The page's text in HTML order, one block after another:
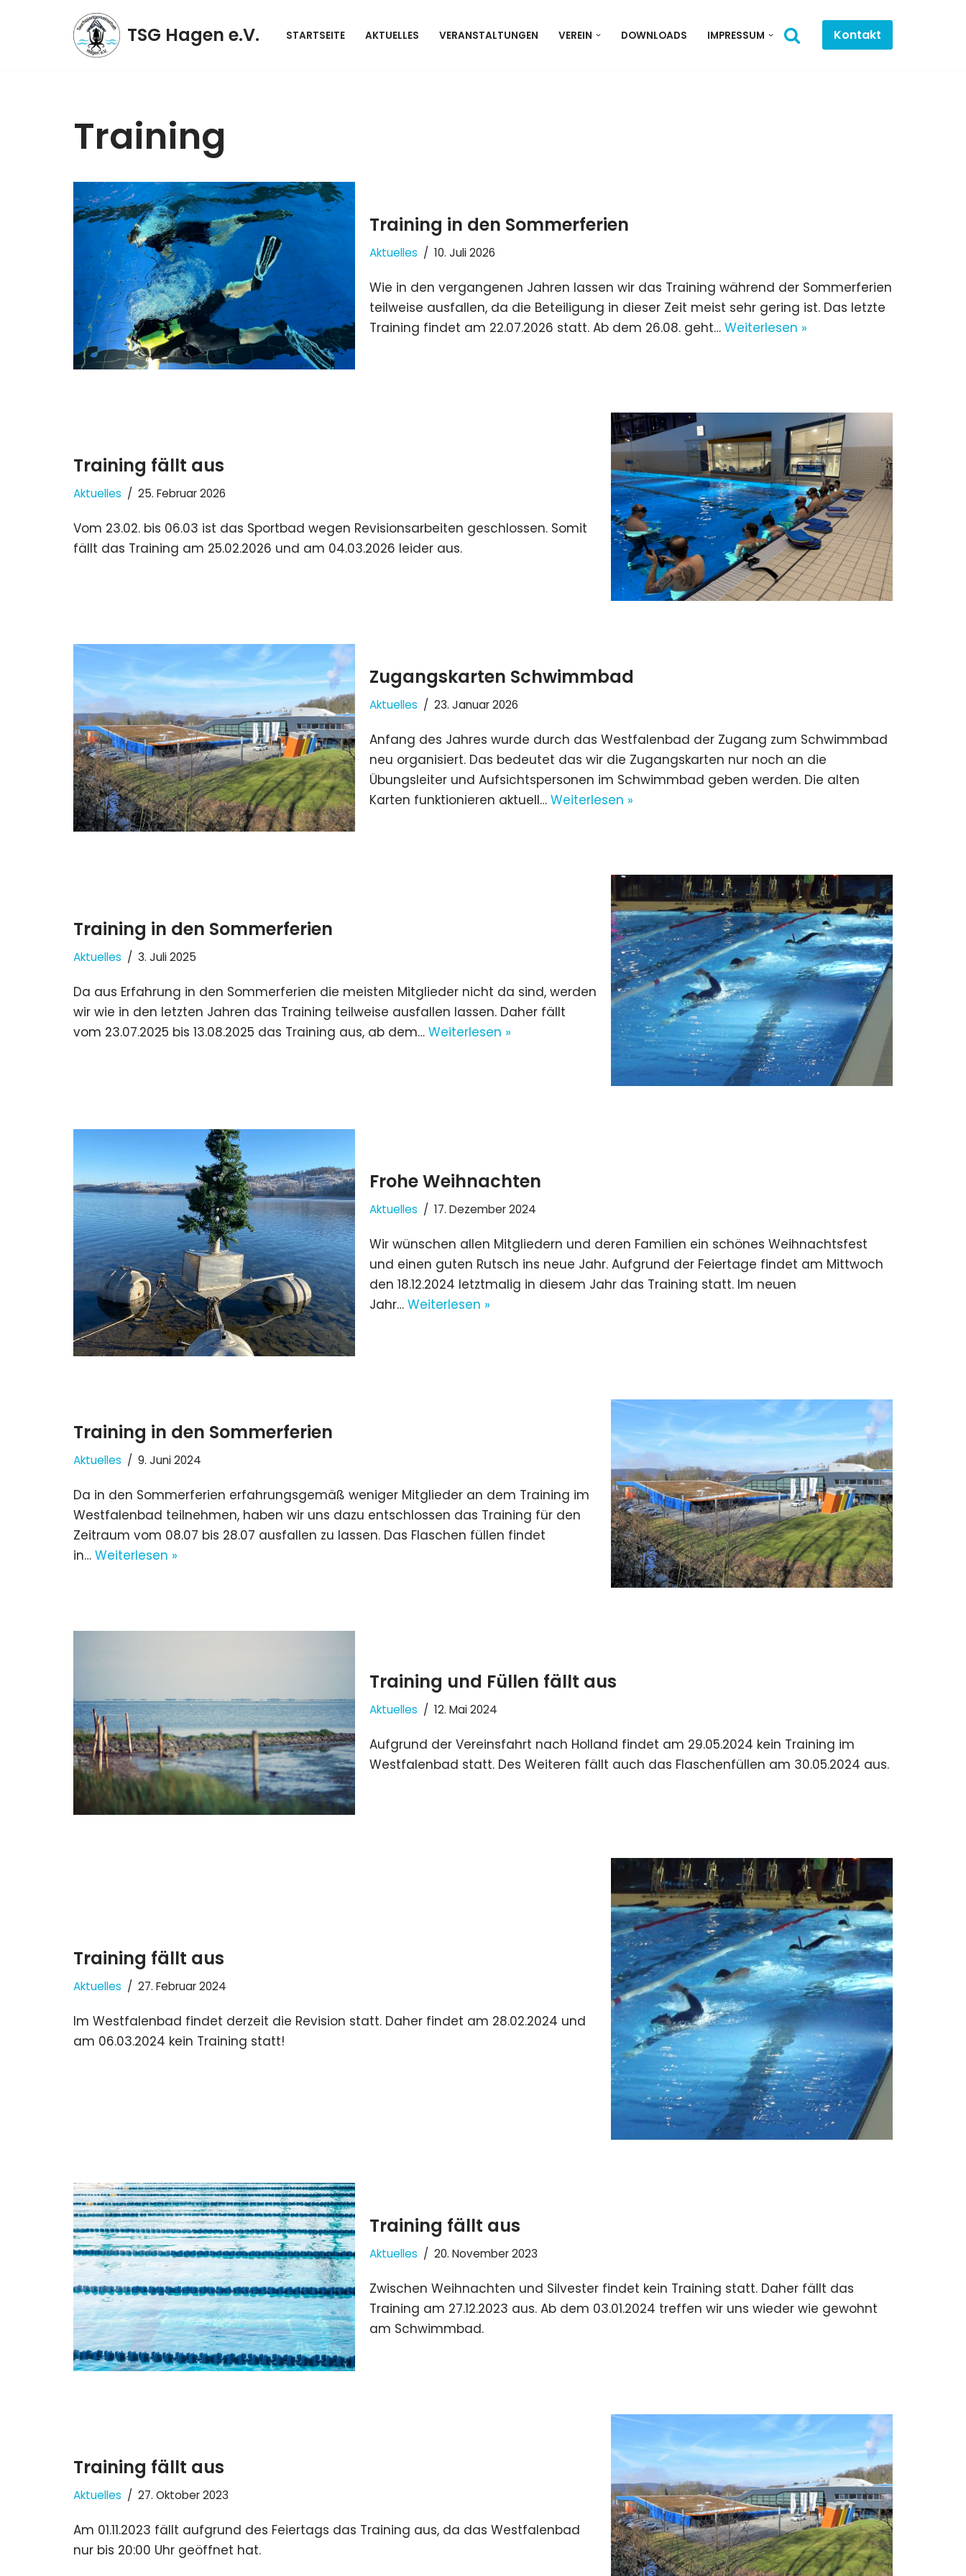
TSG Hagen e.V. STARTSEITE AKTUELLES VERANSTALTUNGEN VEREIN DOWNLOADS IMPRESSUM Kontakt
Training
Training in den Sommerferien
Aktuelles 10. Juli 2026
Wie in den vergangenen Jahren lassen wir das Training während der Sommerferien
teilweise ausfallen, da die Beteiligung in dieser Zeit meist sehr gering ist. Das letzte
Training findet am 22.07.2026 statt. Ab dem 26.08. geht… Weiterlesen »
Training fällt aus
Aktuelles 25. Februar 2026
Vom 23.02. bis 06.03 ist das Sportbad wegen Revisionsarbeiten geschlossen. Somit
fällt das Training am 25.02.2026 und am 04.03.2026 leider aus.
Zugangskarten Schwimmbad
Aktuelles 23. Januar 2026
Anfang des Jahres wurde durch das Westfalenbad der Zugang zum Schwimmbad
neu organisiert. Das bedeutet das wir die Zugangskarten nur noch an die
Übungsleiter und Aufsichtspersonen im Schwimmbad geben werden. Die alten
Karten funktionieren aktuell… Weiterlesen »
Training in den Sommerferien
Aktuelles 3. Juli 2025
Da aus Erfahrung in den Sommerferien die meisten Mitglieder nicht da sind, werden
wir wie in den letzten Jahren das Training teilweise ausfallen lassen. Daher fällt
vom 23.07.2025 bis 13.08.2025 das Training aus, ab dem… Weiterlesen »
Frohe Weihnachten
Aktuelles 17. Dezember 2024
Wir wünschen allen Mitgliedern und deren Familien ein schönes Weihnachtsfest
und einen guten Rutsch ins neue Jahr. Aufgrund der Feiertage findet am Mittwoch
den 18.12.2024 letztmalig in diesem Jahr das Training statt. Im neuen
Jahr… Weiterlesen »
Training in den Sommerferien
Aktuelles 9. Juni 2024
Da in den Sommerferien erfahrungsgemäß weniger Mitglieder an dem Training im
Westfalenbad teilnehmen, haben wir uns dazu entschlossen das Training für den
Zeitraum vom 08.07 bis 28.07 ausfallen zu lassen. Das Flaschen füllen findet
in… Weiterlesen »
Training und Füllen fällt aus
Aktuelles 12. Mai 2024
Aufgrund der Vereinsfahrt nach Holland findet am 29.05.2024 kein Training im
Westfalenbad statt. Des Weiteren fällt auch das Flaschenfüllen am 30.05.2024 aus.
Training fällt aus
Aktuelles 27. Februar 2024
Im Westfalenbad findet derzeit die Revision statt. Daher findet am 28.02.2024 und
am 06.03.2024 kein Training statt!
Training fällt aus
Aktuelles 20. November 2023
Zwischen Weihnachten und Silvester findet kein Training statt. Daher fällt das
Training am 27.12.2023 aus. Ab dem 03.01.2024 treffen wir uns wieder wie gewohnt
am Schwimmbad.
Training fällt aus
Aktuelles 27. Oktober 2023
Am 01.11.2023 fällt aufgrund des Feiertags das Training aus, da das Westfalenbad
nur bis 20:00 Uhr geöffnet hat.